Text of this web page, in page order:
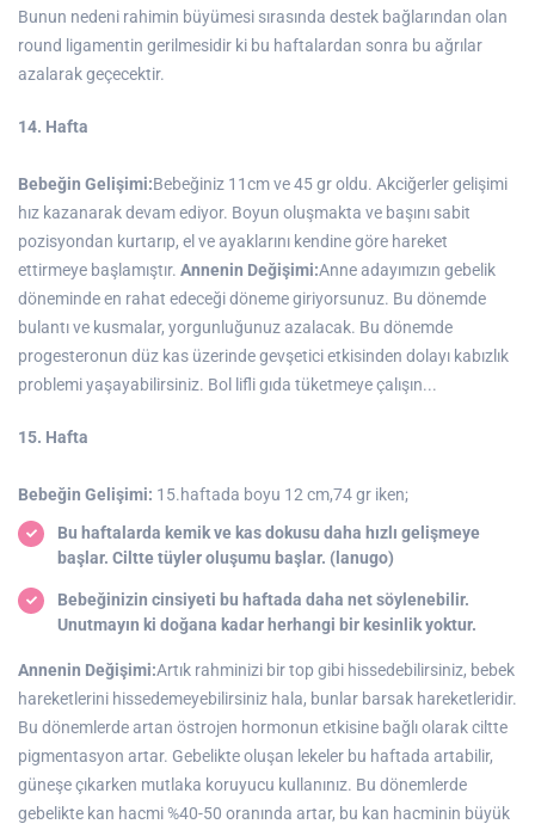
Bunun nedeni rahimin büyümesi sırasında destek bağlarından olan
round ligamentin gerilmesidir ki bu haftalardan sonra bu ağrılar
azalarak geçecektir.
14. Hafta
Bebeğin Gelişimi:Bebeğiniz 11cm ve 45 gr oldu. Akciğerler gelişimi
hız kazanarak devam ediyor. Boyun oluşmakta ve başını sabit
pozisyondan kurtarıp, el ve ayaklarını kendine göre hareket
ettirmeye başlamıştır. Annenin Değişimi:Anne adayımızın gebelik
döneminde en rahat edeceği döneme giriyorsunuz. Bu dönemde
bulantı ve kusmalar, yorgunluğunuz azalacak. Bu dönemde
progesteronun düz kas üzerinde gevşetici etkisinden dolayı kabızlık
problemi yaşayabilirsiniz. Bol lifli gıda tüketmeye çalışın...
15. Hafta
Bebeğin Gelişimi: 15.haftada boyu 12 cm,74 gr iken;
Bu haftalarda kemik ve kas dokusu daha hızlı gelişmeye
başlar. Ciltte tüyler oluşumu başlar. (lanugo)
Bebeğinizin cinsiyeti bu haftada daha net söylenebilir.
Unutmayın ki doğana kadar herhangi bir kesinlik yoktur.
Annenin Değişimi:Artık rahminizi bir top gibi hissedebilirsiniz, bebek
hareketlerini hissedemeyebilirsiniz hala, bunlar barsak hareketleridir.
Bu dönemlerde artan östrojen hormonun etkisine bağlı olarak ciltte
pigmentasyon artar. Gebelikte oluşan lekeler bu haftada artabilir,
güneşe çıkarken mutlaka koruyucu kullanınız. Bu dönemlerde
gebelikte kan hacmi %40-50 oranında artar, bu kan hacminin büyük